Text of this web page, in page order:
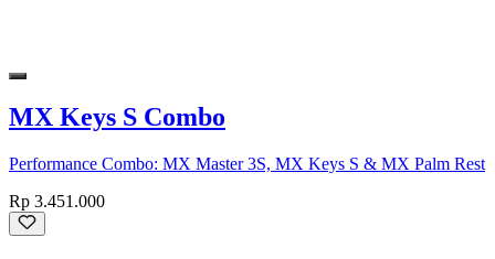
MX Keys S Combo
Performance Combo: MX Master 3S, MX Keys S & MX Palm Rest
Rp 3.451.000